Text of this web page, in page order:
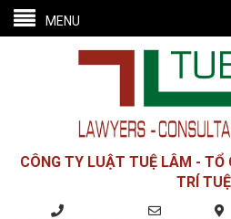
MENU
CÔNG TY LUẬT TUỆ LÂM - TỔ
TRÍ TUỆ